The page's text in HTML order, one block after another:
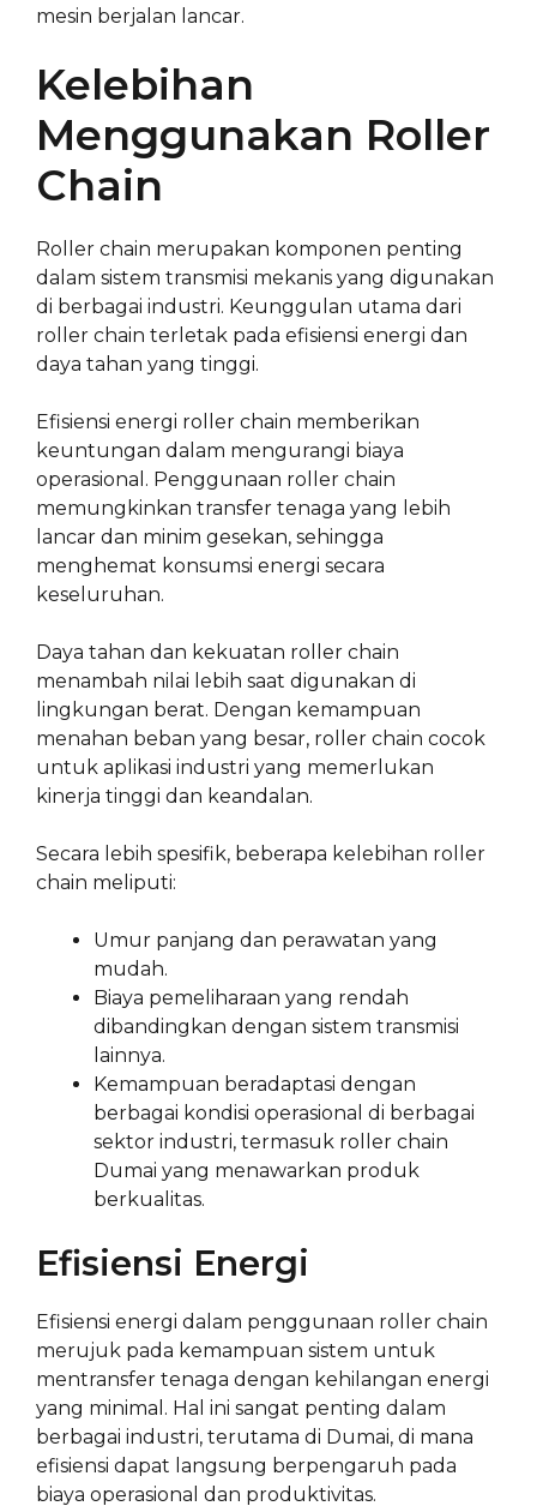
mesin berjalan lancar.
Kelebihan
Menggunakan Roller
Chain
Roller chain merupakan komponen penting
dalam sistem transmisi mekanis yang digunakan
di berbagai industri. Keunggulan utama dari
roller chain terletak pada efisiensi energi dan
daya tahan yang tinggi.
Efisiensi energi roller chain memberikan
keuntungan dalam mengurangi biaya
operasional. Penggunaan roller chain
memungkinkan transfer tenaga yang lebih
lancar dan minim gesekan, sehingga
menghemat konsumsi energi secara
keseluruhan.
Daya tahan dan kekuatan roller chain
menambah nilai lebih saat digunakan di
lingkungan berat. Dengan kemampuan
menahan beban yang besar, roller chain cocok
untuk aplikasi industri yang memerlukan
kinerja tinggi dan keandalan.
Secara lebih spesifik, beberapa kelebihan roller
chain meliputi:
Umur panjang dan perawatan yang
mudah.
Biaya pemeliharaan yang rendah
dibandingkan dengan sistem transmisi
lainnya.
Kemampuan beradaptasi dengan
berbagai kondisi operasional di berbagai
sektor industri, termasuk roller chain
Dumai yang menawarkan produk
berkualitas.
Efisiensi Energi
Efisiensi energi dalam penggunaan roller chain
merujuk pada kemampuan sistem untuk
mentransfer tenaga dengan kehilangan energi
yang minimal. Hal ini sangat penting dalam
berbagai industri, terutama di Dumai, di mana
efisiensi dapat langsung berpengaruh pada
biaya operasional dan produktivitas.